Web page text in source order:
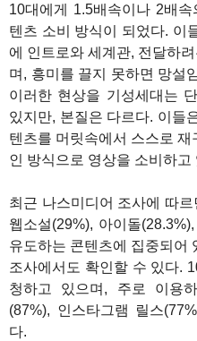
10대에게 1.5배속이나 2배
텐츠 소비 방식이 되었다. 이
에 인트로와 세계관, 전달하
며, 흥미를 끌지 못하면 망설
이러한 현상을 기성세대는
있지만, 본질은 다르다. 이들
텐츠를 머릿속에서 스스로
인 방식으로 영상을 소비하고
최근 나스미디어 조사에 따
웹소설(29%), 아이돌
유도하는 콘텐츠에 집중되어
조사에서도 확인할 수 있다.
청하고 있으며, 주로 이용
(87%), 인스타그램 릴스
다.